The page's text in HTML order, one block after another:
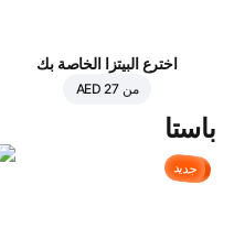
اخترع البيتزا الخاصة بك
منAED 27
باستا
جديد